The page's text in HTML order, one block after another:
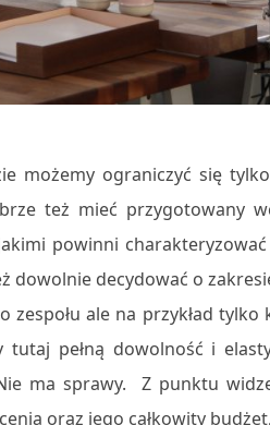
możemy ograniczyć się
też mieć przygotowany
powinni charakteryzować
decydować o
zespołu ale na przykład
pełną dowolność i
ma sprawy. Z punktu
oraz jego całkowity